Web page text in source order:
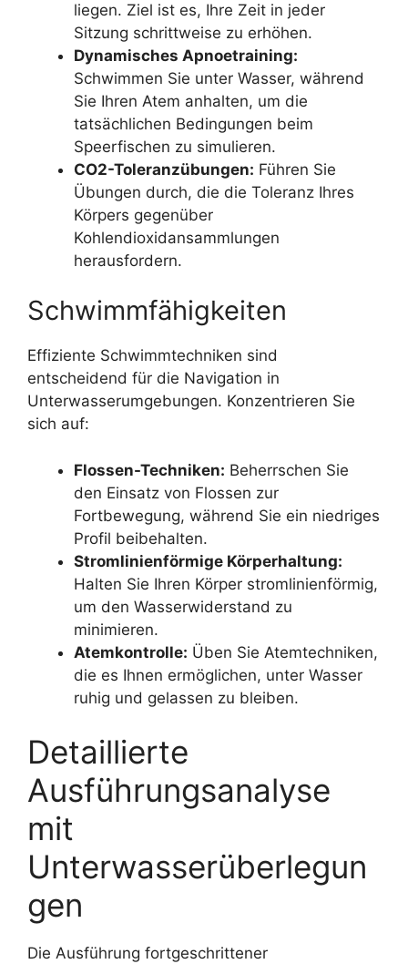
liegen. Ziel ist es, Ihre Zeit in jeder
Sitzung schrittweise zu erhöhen.
Dynamisches Apnoetraining:
Schwimmen Sie unter Wasser, während
Sie Ihren Atem anhalten, um die
tatsächlichen Bedingungen beim
Speerfischen zu simulieren.
CO2-Toleranzübungen: Führen Sie
Übungen durch, die die Toleranz Ihres
Körpers gegenüber
Kohlendioxidansammlungen
herausfordern.
Schwimmfähigkeiten
Effiziente Schwimmtechniken sind
entscheidend für die Navigation in
Unterwasserumgebungen. Konzentrieren Sie
sich auf:
Flossen-Techniken: Beherrschen Sie
den Einsatz von Flossen zur
Fortbewegung, während Sie ein niedriges
Profil beibehalten.
Stromlinienförmige Körperhaltung:
Halten Sie Ihren Körper stromlinienförmig,
um den Wasserwiderstand zu
minimieren.
Atemkontrolle: Üben Sie Atemtechniken,
die es Ihnen ermöglichen, unter Wasser
ruhig und gelassen zu bleiben.
Detaillierte
Ausführungsanalyse
mit
Unterwasserüberlegun
gen
Die Ausführung fortgeschrittener